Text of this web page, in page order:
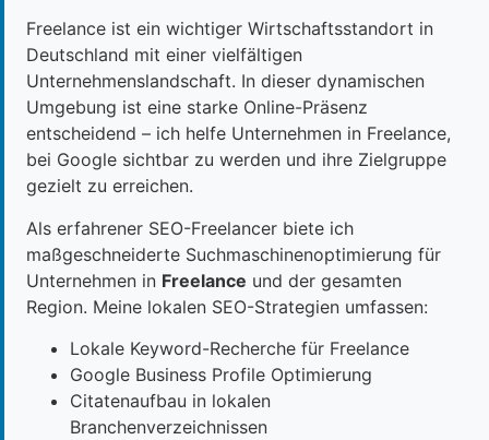
Freelance ist ein wichtiger Wirtschaftsstandort in
Deutschland mit einer vielfältigen
Unternehmenslandschaft. In dieser dynamischen
Umgebung ist eine starke Online-Präsenz
entscheidend – ich helfe Unternehmen in Freelance,
bei Google sichtbar zu werden und ihre Zielgruppe
gezielt zu erreichen.
Als erfahrener SEO-Freelancer biete ich
maßgeschneiderte Suchmaschinenoptimierung für
Unternehmen in Freelance und der gesamten
Region. Meine lokalen SEO-Strategien umfassen:
Lokale Keyword-Recherche für Freelance
Google Business Profile Optimierung
Citatenaufbau in lokalen
Branchenverzeichnissen